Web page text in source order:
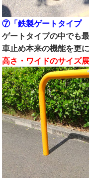
⑦「鉄製ゲートタイプ
ゲートタイプの中でも
車止め本来の機能を更
高さ・ワイドのサイズ